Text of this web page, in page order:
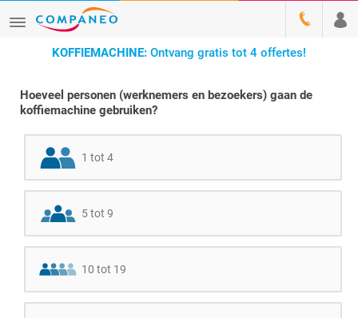
KOFFIEMACHINE: Ontvang gratis tot 4 offertes!
Hoeveel personen (werknemers en bezoekers) gaan de
koffiemachine gebruiken?
1 tot 4
5 tot 9
10 tot 19